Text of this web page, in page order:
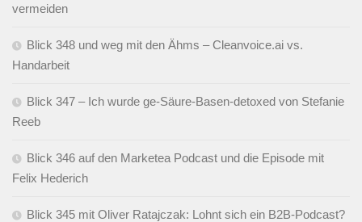
vermeiden
Blick 348 und weg mit den Ähms – Cleanvoice.ai vs.
Handarbeit
Blick 347 – Ich wurde ge-Säure-Basen-detoxed von Stefanie
Reeb
Blick 346 auf den Marketea Podcast und die Episode mit
Felix Hederich
Blick 345 mit Oliver Ratajczak: Lohnt sich ein B2B-Podcast?